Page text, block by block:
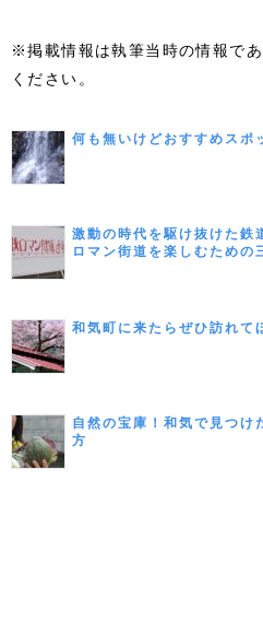
※掲載情報は執筆当時の情報で
ください。
何も無いけどおすすめスポ
激動の時代を駆け抜けた鉄
ロマン街道を楽しむための
和気町に来たらぜひ訪れて
自然の宝庫！和気で見つけ
方